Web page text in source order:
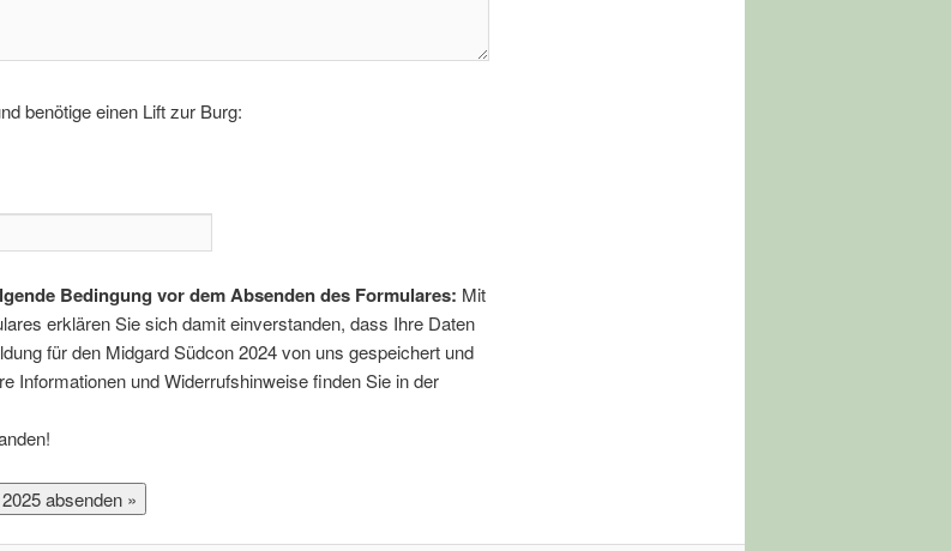
benötige einen Lift zur Burg:
Bedingung vor dem Absenden des Formulares: Mit
erklären Sie sich damit einverstanden, dass Ihre Daten
für den Midgard Südcon 2024 von uns gespeichert und
Informationen und Widerrufshinweise finden Sie in der